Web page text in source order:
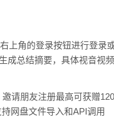
上角的登录按钮进行登
成总结摘要，具体视音视
请朋友注册最高可获赠
网盘文件导入和API调用